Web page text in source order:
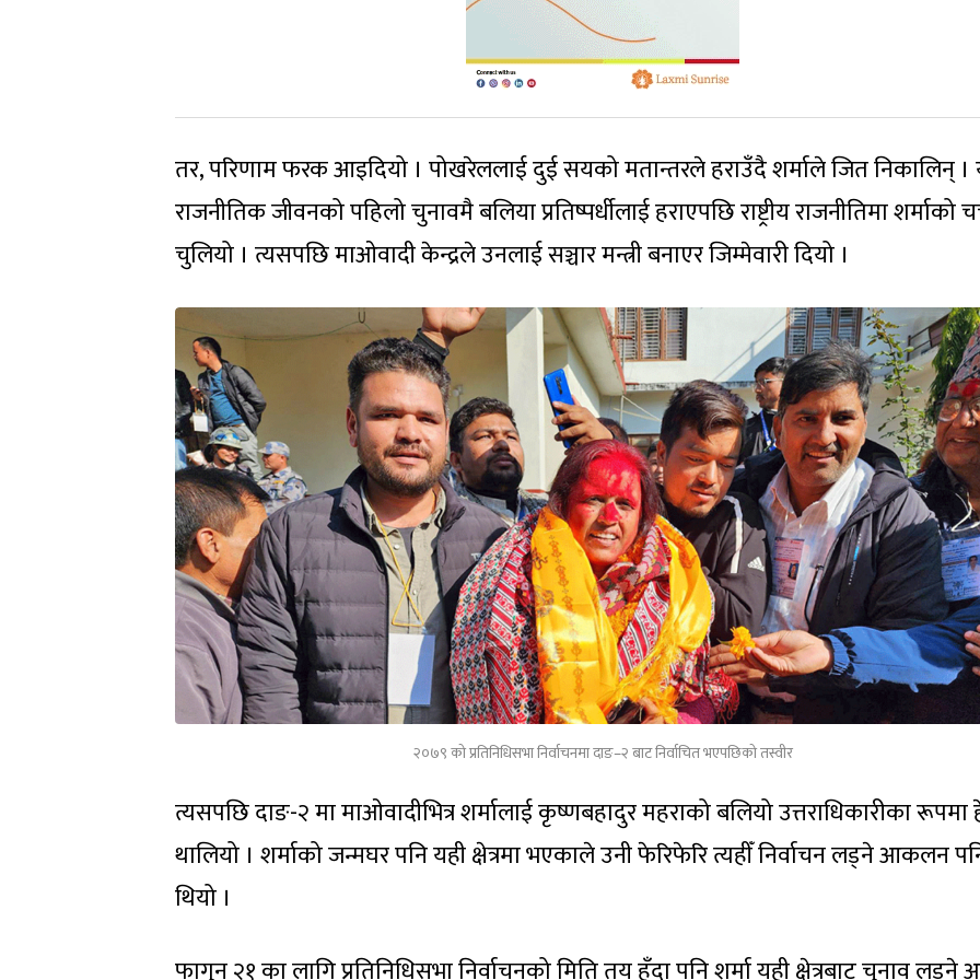
तर, परिणाम फरक आइदियो । पोखरेललाई दुई सयको मतान्तरले हराउँदै शर्माले जित निकालिन् ।
राजनीतिक जीवनको पहिलो चुनावमै बलिया प्रतिष्पर्धीलाई हराएपछि राष्ट्रीय राजनीतिमा शर्माको
चुलियो । त्यसपछि माओवादी केन्द्रले उनलाई सञ्चार मन्त्री बनाएर जिम्मेवारी दियो ।
२०७९ को प्रतिनिधिसभा निर्वाचनमा दाङ–२ बाट निर्वाचित भएपछिको तस्वीर
त्यसपछि दाङ-२ मा माओवादीभित्र शर्मालाई कृष्णबहादुर महराको बलियो उत्तराधिकारीका रूपमा
थालियो । शर्माको जन्मघर पनि यही क्षेत्रमा भएकाले उनी फेरिफेरि त्यहीँ निर्वाचन लड्ने आकलन
थियो ।